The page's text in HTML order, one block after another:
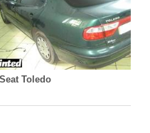
Seat Toledo